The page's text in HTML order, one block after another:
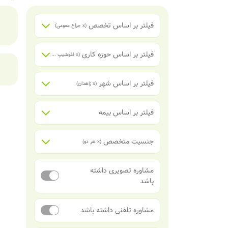
فیلتر بر اساس تخصص (x جراح عمومی)
فیلتر بر اساس حوزه کاری (x فلوشیپ جراحی روده بزرگ (جراحی کولورکتال)
فیلتر بر اساس شهر (x زاهدان)
فیلتر بر اساس بیمه
جنسیت متخصص (x هر دو)
مشاوره تصویری داشته
باشد
مشاوره تلفنی داشته باشد